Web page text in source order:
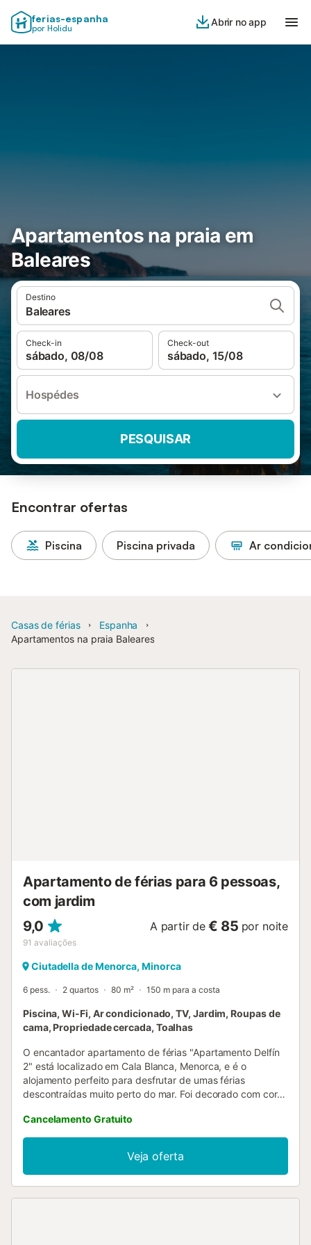
ferias-espanha
por Holidu
Abrir no app
Apartamentos na praia em
Baleares
Destino
Baleares
Check-in
sábado, 08/08
Check-out
sábado, 15/08
Hospédes
PESQUISAR
Encontrar ofertas
Piscina Piscina privada Ar
Casas de férias
Espanha
Apartamentos na praia Baleares
Apartamento de férias para 6 pessoas,
com jardim
9,0
91 avaliações
A partir de € 85 por noite
Ciutadella de Menorca, Minorca
6 pess. 2 quartos 80 m² 150 m para a costa
Piscina, Wi-Fi, Ar condicionado, TV, Jardim, Roupas de
cama, Propriedade cercada, Toalhas
O encantador apartamento de férias "Apartamento Delfín
2" está localizado em Cala Blanca, Menorca, e é o
alojamento perfeito para desfrutar de umas férias
descontraídas muito perto do mar. Foi decorado com cores
férias e consiste numa sala de estar (com um sofá-cama),
uma cozinha bem equipada, 2 quartos (um com 2 camas
individuais, um com uma cama de casal), bem como uma
casa de banho, podendo assim acomodar 6 pessoas.
Outras comodidades incluem Wi-Fi, ar condicionado, uma
Cancelamento Gratuito
Veja oferta